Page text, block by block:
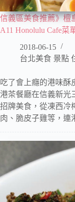
信義區美食推薦》檀
A11 Honolulu Cafe菜
2018-06-15
台北美食 景點
吃了會上癮的港味酥
港茶餐廳在信義新光
招牌美食，從凍西冷
肉、脆皮子雞等，